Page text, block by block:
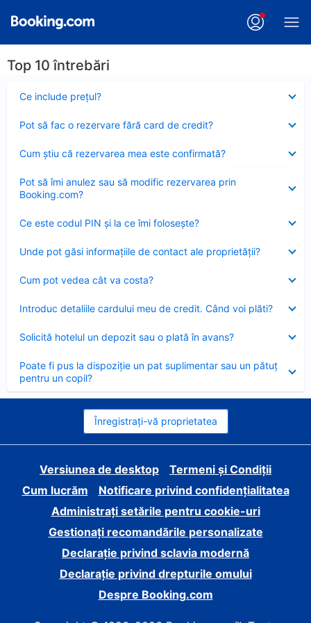
Top 10 întrebări
Ce include preţul?
închis
Pot să fac o rezervare fără card de credit?
închis
Cum ştiu că rezervarea mea este confirmată?
închis
Pot să îmi anulez sau să modific rezervarea prin
Booking.com?
închis
Ce este codul PIN şi la ce îmi foloseşte?
închis
Unde pot găsi informațiile de contact ale proprietății?
închis
Cum pot vedea cât va costa?
închis
Introduc detaliile cardului meu de credit. Când voi plăti?
închis
Solicită hotelul un depozit sau o plată în avans?
închis
Poate fi pus la dispoziție un pat suplimentar sau un pătuț
pentru un copil?
închis
Înregistrați-vă proprietatea
Versiunea de desktop
Termeni și Condiții
Cum lucrăm
Notificare privind confidențialitatea
Administrați setările pentru cookie-uri
Gestionați recomandările personalizate
Declarație privind sclavia modernă
Declarație privind drepturile omului
Despre Booking.com